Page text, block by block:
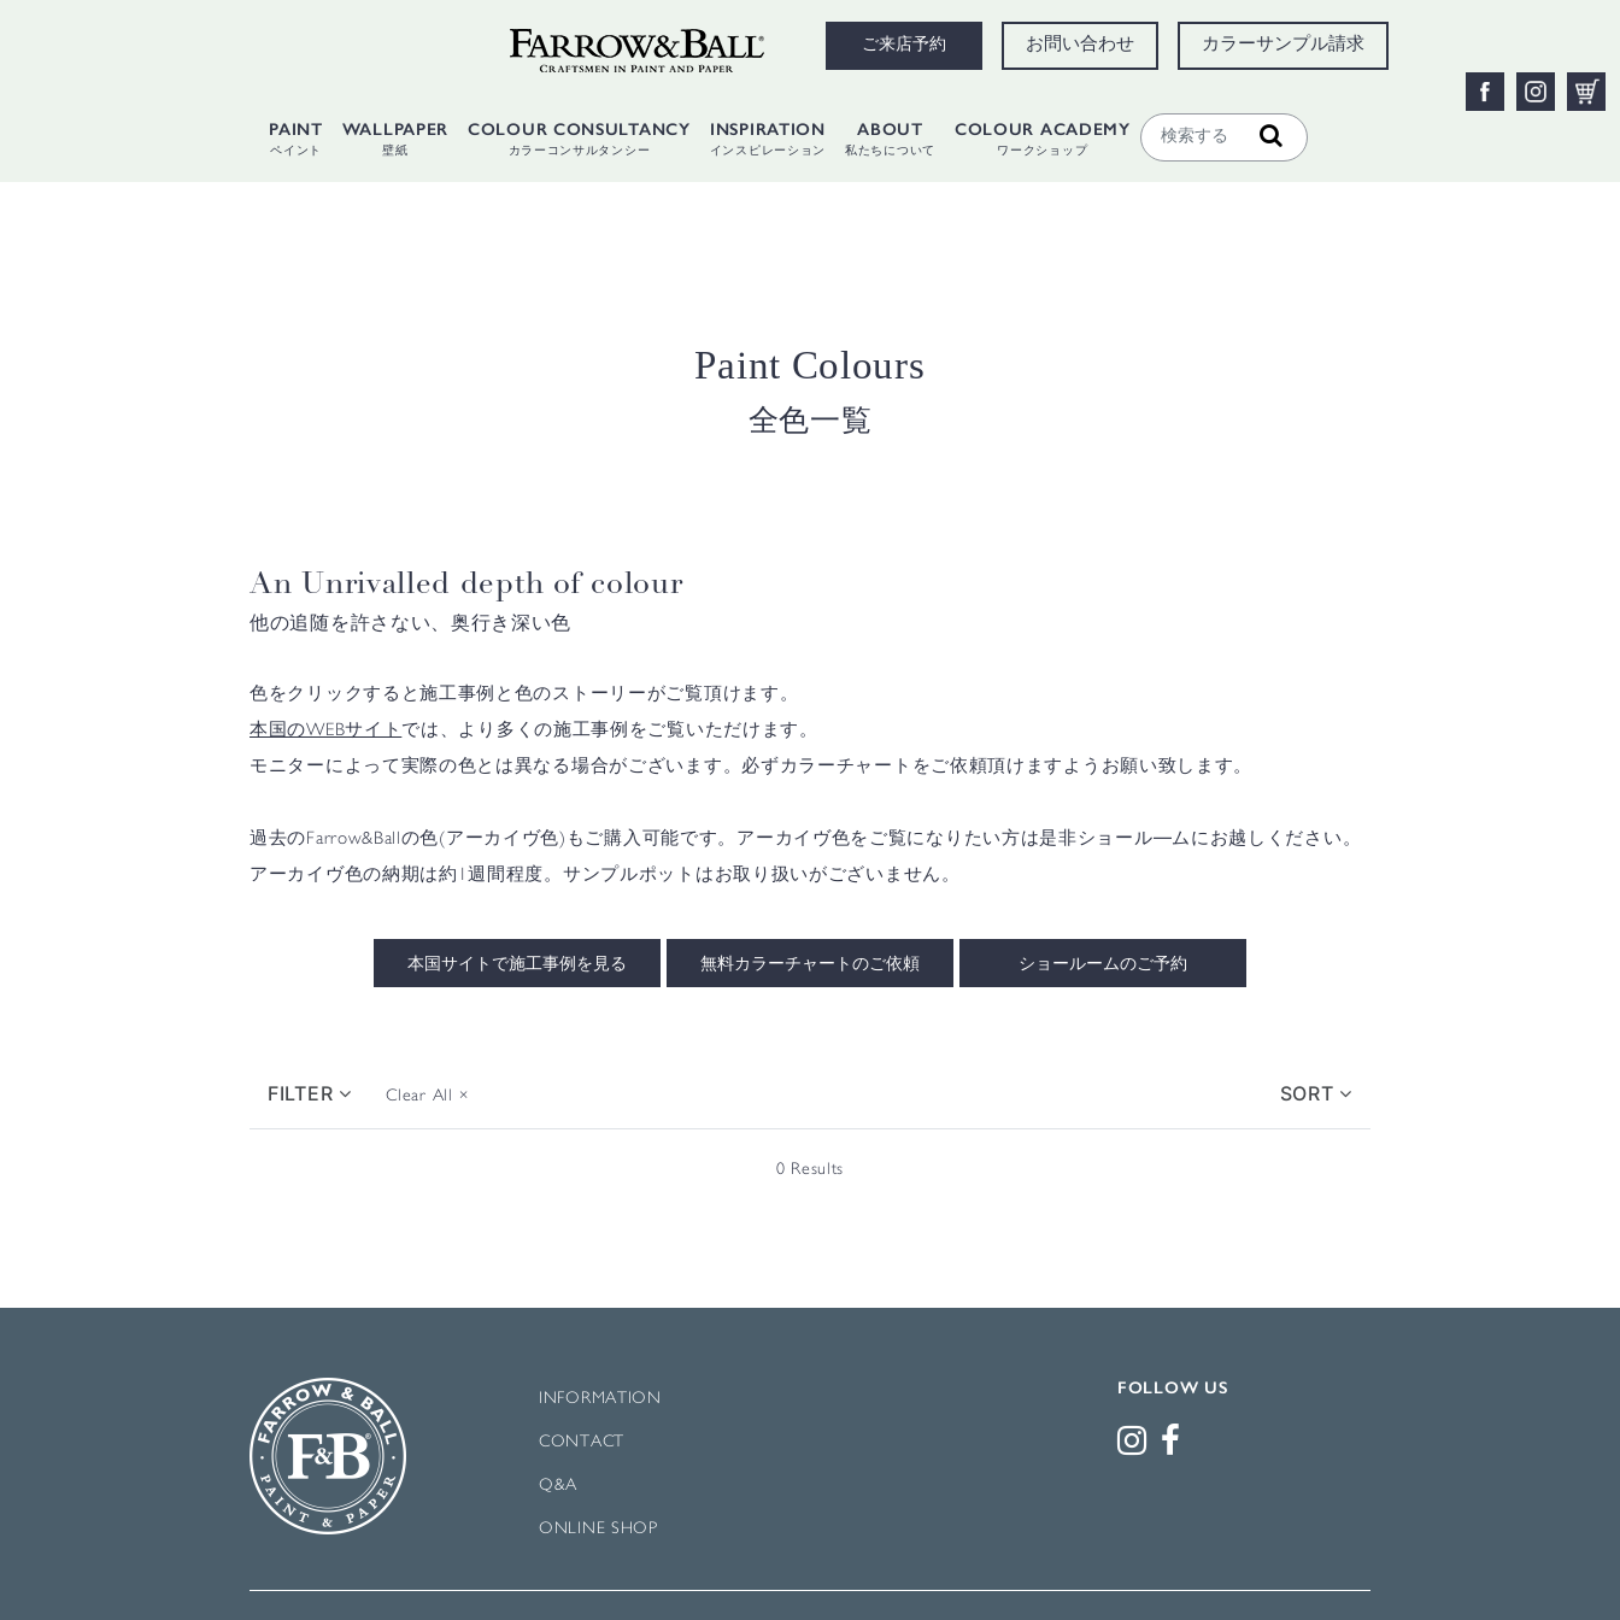
ご来店予約 お問い合わせ カラーサンプル請求
PAINT
ペイント
WALLPAPER
壁紙
COLOUR CONSULTANCY
カラーコンサルタンシー
INSPIRATION
インスピレーション
ABOUT
私たちについて
COLOUR ACADEMY
ワークショップ
Paint Colours
全色一覧
An Unrivalled depth of colour
他の追随を許さない、奥行き深い色
色をクリックすると施工事例と色のストーリーがご覧頂けます。
本国のWEBサイト では、より多くの施工事例をご覧いただけます。
モニターによって実際の色とは異なる場合がございます。必ずカラーチャートをご依頼頂けますようお願い致します。
過去のFarrow&Ballの色(アーカイヴ色)もご購入可能です。アーカイヴ色をご覧になりたい方は是非ショール―ムにお越しください。
アーカイヴ色の納期は約1週間程度。サンプルポットはお取り扱いがございません。
本国サイトで施工事例を見る 無料カラーチャートのご依頼 ショールームのご予約
FILTER Clear All × SORT
0 Results
INFORMATION
CONTACT
Q&A
ONLINE SHOP
FOLLOW US